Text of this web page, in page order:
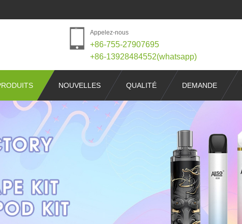
Appelez-nous
+86-755-27907695
+86-13928484552(whatsapp)
NOUVELLES QUALITÉ DEMANDE